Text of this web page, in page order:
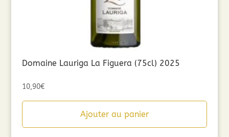
Domaine Lauriga La Figuera (75cl) 2025
10,90€
Ajouter au panier